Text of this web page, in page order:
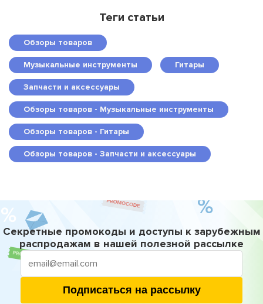
Теги статьи
Обзоры товаров
Музыкальные инструменты Гитары
Запчасти и аксессуары
Обзоры товаров - Музыкальные инструменты
Обзоры товаров - Гитары
Обзоры товаров - Запчасти и аксессуары
Секретные промокоды и доступы к зарубежным
распродажам в нашей полезной рассылке
Подписаться на рассылку